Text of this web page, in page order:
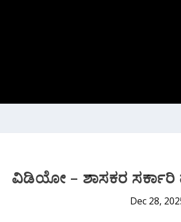
ವಿಡಿಯೋ – ಶಾಸಕರ
Dec 28,